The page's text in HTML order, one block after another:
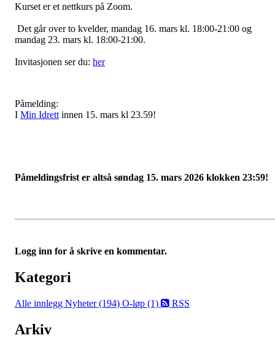
Kurset er et nettkurs på Zoom.
Det går over to kvelder, mandag 16. mars kl. 18:00-21:00 og
mandag 23. mars kl. 18:00-21:00.
Invitasjonen ser du: her
Påmelding:
I Min Idrett innen 15. mars kl 23.59!
Påmeldingsfrist er altså søndag 15. mars 2026 klokken 23:59!
Logg inn for å skrive en kommentar.
Kategori
Alle innlegg Nyheter (194) O-løp (1) RSS
Arkiv